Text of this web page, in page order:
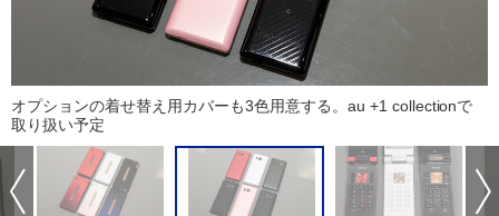
オプションの着せ替え用カバーも3色用意する。au +1 collectionで
取り扱い予定